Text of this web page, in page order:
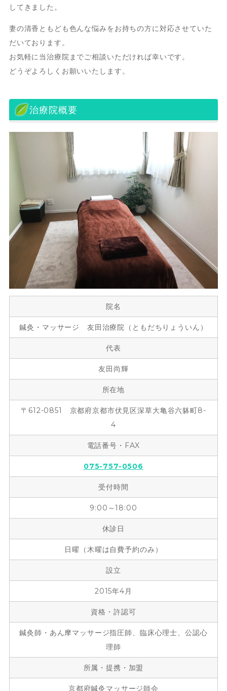
してきました。
妻の清香ともども色んな悩みをお持ちの方に対応させていた
だいております。
お気軽に当治療院までご相談いただければ幸いです。
どうぞよろしくお願いいたします。
治療院概要
院名
鍼灸・マッサージ 友田治療院（ともだちりょういん）
代表
友田尚輝
所在地
〒612-0851 京都府京都市伏見区深草大亀谷六躰町8-
4
電話番号・FAX
075-757-0506
受付時間
9:00～18:00
休診日
日曜（木曜は自費予約のみ）
設立
2015年4月
資格・許認可
鍼灸師・あん摩マッサージ指圧師、臨床心理士、公認心
理師
所属・提携・加盟
京都府鍼灸マッサージ師会